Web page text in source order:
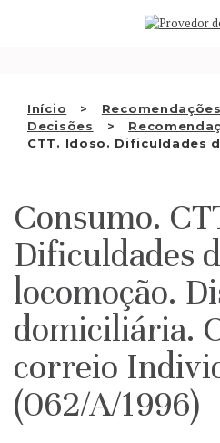
Início
Decisões
CTT. Idoso. Dificuldades
QUEM SOMOS
RECOMENDAÇÕES
DECISÕES
APRESENTAR
PT
Consumo.
Dificuldades
locomoção.
domiciliária.
correio
(062/A/1996)